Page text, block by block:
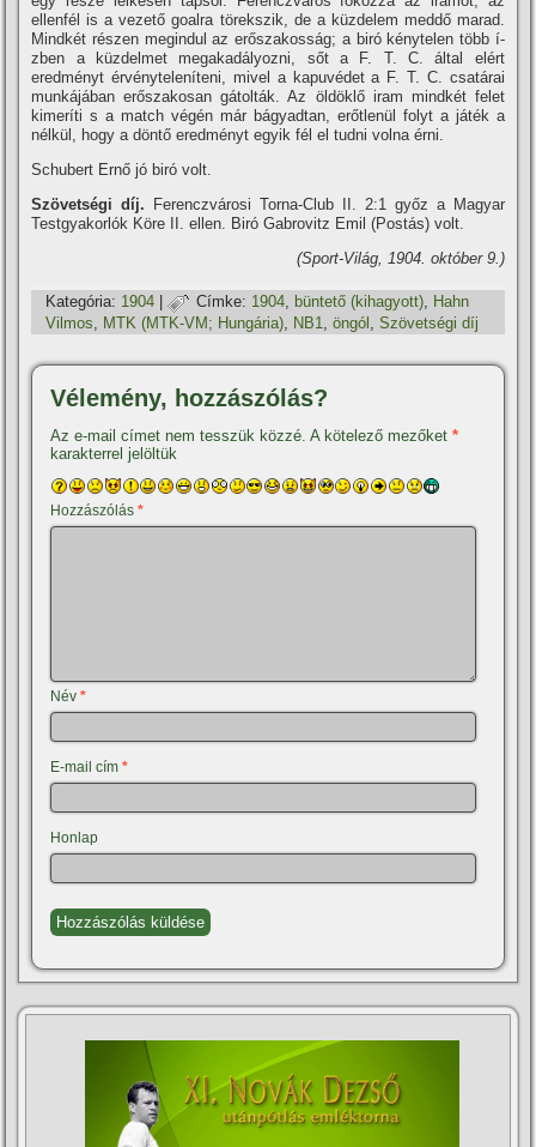
ellenfél is a vezető goalra törekszik, de a küzdelem meddő marad.
Mindkét részen megindul az erőszakosság; a biró kénytelen több í­
zben a küzdelmet megakadályozni, sőt a F. T. C. által elért
eredményt érvénytelení­teni, mivel a kapuvédet a F. T. C. csatárai
munkájában erőszakosan gátolták. Az öldöklő iram mindkét felet
kimerí­ti s a match végén már bágyadtan, erőtlenül folyt a játék a
nélkül, hogy a döntő eredményt egyik fél el tudni volna érni.
Schubert Ernő jó biró volt.
Szövetségi dí­j. Ferenczvárosi Torna-Club II. 2:1 győz a Magyar
Testgyakorlók Köre II. ellen. Biró Gabrovitz Emil (Postás) volt.
(Sport-Világ, 1904. október 9.)
Kategória: 1904 | Címke: 1904, büntető (kihagyott), Hahn
Vilmos, MTK (MTK-VM; Hungária), NB1,öngól ,Szövetségi dí­j
Vélemény, hozzászólás?
Az e-mail címet nem tesszük közzé. A kötelező mezőket*
karakterrel jelöltük
Hozzászólás*
Név*
E-mail cím*
Honlap